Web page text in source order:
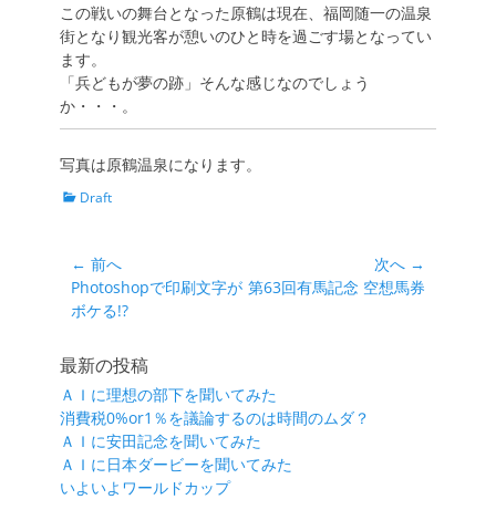
この戦いの舞台となった原鶴は現在、福岡随一の温泉
街となり観光客が憩いのひと時を過ごす場となってい
ます。
「兵どもが夢の跡」そんな感じなのでしょう
か・・・。
写真は原鶴温泉になります。
カ Draft
投
稿
ナ
ビ
ゲ
ー
シ
ョ
ン
← 前へ
前
の
稿:
Photoshopで印刷文字が
ボケる!?
次へ →
次
第63回有馬記念 空想馬券
最新の投稿
ＡＩに理想の部下を聞いてみた
消費税0%or1％を議論するのは時間のムダ？
ＡＩに安田記念を聞いてみた
ＡＩに日本ダービーを聞いてみた
いよいよワールドカップ